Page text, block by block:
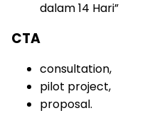
dalam 14 Hari”
CTA
consultation,
pilot project,
proposal.